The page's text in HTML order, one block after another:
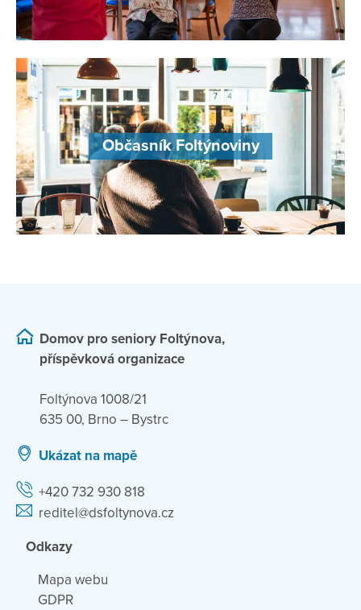
Občasník Foltýnoviny
Domov pro seniory Foltýnova,
příspěvková organizace
Foltýnova 1008/21
635 00, Brno – Bystrc
Ukázat na mapě
+420 732 930 818
reditel@dsfoltynova.cz
Odkazy
Mapa webu
GDPR